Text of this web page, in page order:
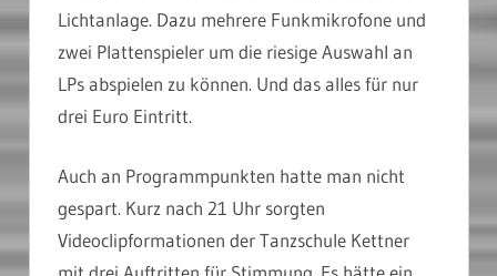
Lichtanlage. Dazu mehrere Funkmikrofone und
zwei Plattenspieler um die riesige Auswahl an
LPs abspielen zu können. Und das alles für nur
drei Euro Eintritt.
Auch an Programmpunkten hatte man nicht
gespart. Kurz nach 21 Uhr sorgten
Videoclipformationen der Tanzschule Kettner